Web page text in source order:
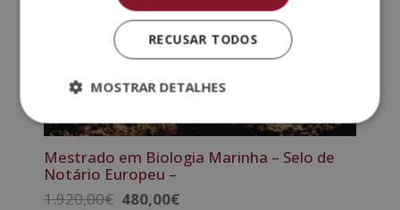
Mestrado em Biologia Marinha – Selo de
Notário Europeu –
1.920,00€ O
480,00€O
RECUSAR TODOS
MOSTRAR DETALHES